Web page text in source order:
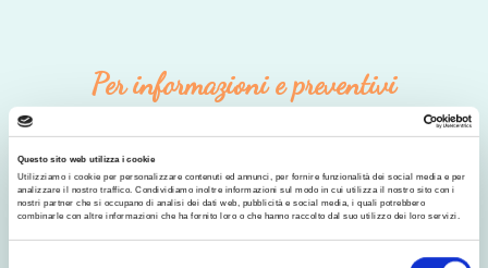
Questo sito web utilizza i cookie
Utilizziamo i cookie per personalizzare contenuti ed annunci, per fornire funzionalità dei social media e per
analizzare il nostro traffico. Condividiamo inoltre informazioni sul modo in cui utilizza il nostro sito con i
nostri partner che si occupano di analisi dei dati web, pubblicità e social media, i quali potrebbero
combinarle con altre informazioni che ha fornito loro o che hanno raccolto dal suo utilizzo dei loro servizi.
Per informazioni e preventivi
SCRIVICI UN MESSAGGIO